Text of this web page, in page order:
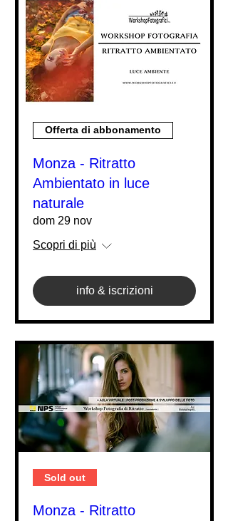
Offerta di abbonamento
Monza - Ritratto
Ambientato in luce
naturale
dom 29 nov
Scopri di più
info & iscrizioni
Sold out
Monza - Ritratto